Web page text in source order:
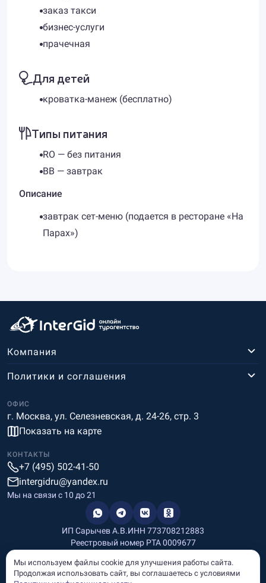
заказ такси
бизнес-услуги
прачечная
Для детей
кроватка-манеж (бесплатно)
Типы питания
RO — без питания
BB — завтрак
Описание
завтрак сет-меню (подается в ресторане «На
Парах»)
Компания
ОФИС
г. Москва, ул. Селезневская, д. 24-26, стр. 3
Показать на карте
Политики и соглашения
КОНТАКТЫ
+7 (495) 502-41-50
intergidru@yandex.ru
Мы на связи c 10 до 21
ИП Сарычев А.В.ИНН 773708212883
Реестровый номер РТА 0009677
Информация, размещённая на сайте, носит информационный
Мы используем файлы cookie для улучшения работы сайта.
Продолжая использовать сайт, вы соглашаетесь с условиями